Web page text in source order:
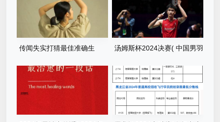
传闻失实打猜最佳准确生
肖，答案解答落实
汤姆斯杯2024决赛( 中国男羽
未来能继续保持统治地位吗)